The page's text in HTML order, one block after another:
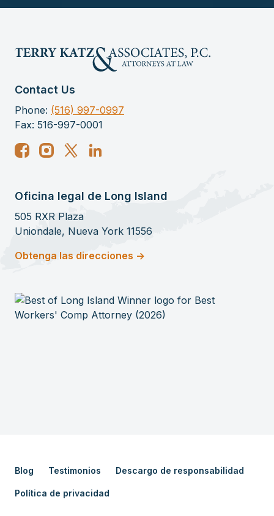
Contact Us
Phone: (516) 997-0997
Fax: 516-997-0001
Oficina legal de Long Island
505 RXR Plaza
Uniondale, Nueva York 11556
Obtenga las direcciones ->
Blog Testimonios Descargo de responsabilidad
Política de privacidad